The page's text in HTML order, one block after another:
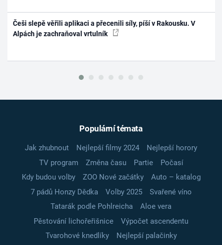
Češi slepě věřili aplikaci a přecenili síly, píší v Rakousku. V
Alpách je zachraňoval vrtulník
Populární témata
Jak zhubnout Nejlepší filmy 2024
Nejlepší horory
TV program
Změna času Partie
Počasí
Kdy budou volby
ZOO Nové začátky
Auto – katalog
7 pádů Honzy Dědka
Volby 2025
Svařené víno
Tatarák podle Pohlreicha
Aloe vera
Pěstování lichořeřišnice
Výpočet ascendentu
Tvarohové knedlíky
Nejlepší palačinky